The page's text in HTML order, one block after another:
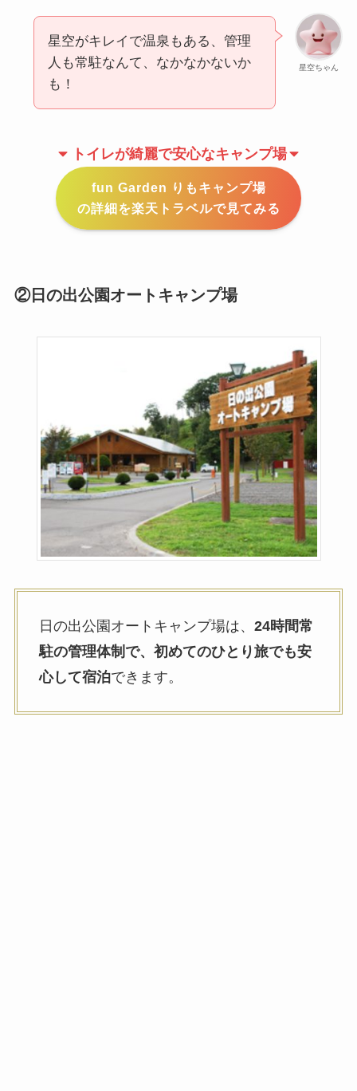
星空ちゃん
星空がキレイで温泉もある、管理
人も常駐なんて、なかなかないか
も！
トイレが綺麗で安心なキャンプ場
fun Garden りもキャンプ場
の詳細を楽天トラベルで見てみる
②日の出公園オートキャンプ場
日の出公園オートキャンプ場は、 24時間常
駐の管理体制で、初めてのひとり旅でも安
心して宿泊できます。